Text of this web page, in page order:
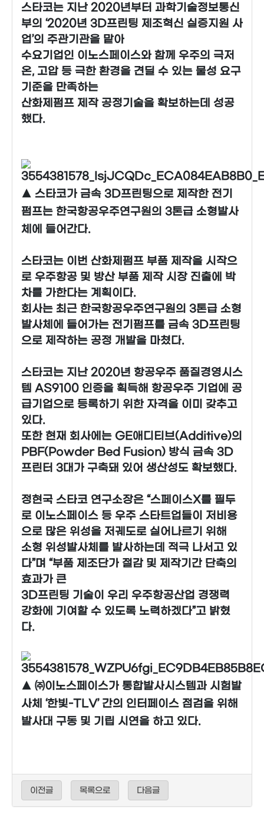
스타코는 지난 2020년부터 과학기술정보통신
부의 ‘2020년 3D프린팅 제조혁신 실증지원 사
업’의 주관기관을 맡아
수요기업인 이노스페이스와 함께 우주의 극저
온, 고압 등 극한 환경을 견딜 수 있는 물성 요구
기준을 만족하는
산화제펌프 제작 공정기술을 확보하는데 성공
했다.
▲ 스타코가 금속 3D프린팅으로 제작한 전기
펌프는 한국항공우주연구원의 3톤급 소형발사
체에 들어간다.
스타코는 이번 산화제펌프 부품 제작을 시작으
로 우주항공 및 방산 부품 제작 시장 진출에 박
차를 가한다는 계획이다.
회사는 최근 한국항공우주연구원의 3톤급 소형
발사체에 들어가는 전기펌프를 금속 3D프린팅
으로 제작하는 공정 개발을 마쳤다.
스타코는 지난 2020년 항공우주 품질경영시스
템 AS9100 인증을 획득해 항공우주 기업에 공
급기업으로 등록하기 위한 자격을 이미 갖추고
있다.
또한 현재 회사에는 GE애디티브(Additive)의
PBF(Powder Bed Fusion) 방식 금속 3D
프린터 3대가 구축돼 있어 생산성도 확보했다.
정현국 스타코 연구소장은 “스페이스X를 필두
로 이노스페이스 등 우주 스타트업들이 저비용
으로 많은 위성을 저궤도로 실어나르기 위해
소형 위성발사체를 발사하는데 적극 나서고 있
다”며 “부품 제조단가 절감 및 제작기간 단축의
효과가 큰
3D프린팅 기술이 우리 우주항공산업 경쟁력
강화에 기여할 수 있도록 노력하겠다”고 밝혔
다.
▲ ㈜이노스페이스가 통합발사시스템과 시험발
사체 ‘한빛-TLV’ 간의 인터페이스 점검을 위해
발사대 구동 및 기립 시연을 하고 있다.
이전글 목록으로 다음글